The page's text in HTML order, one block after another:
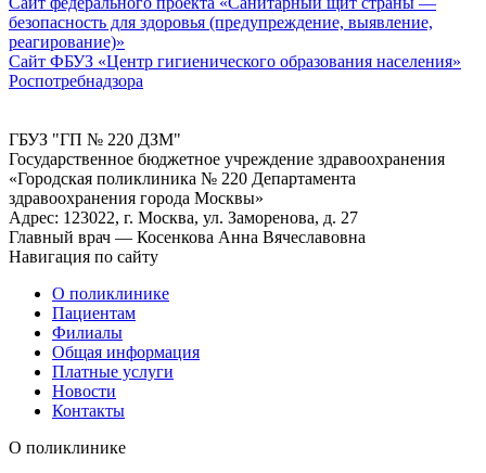
безопасность для здоровья (предупреждение, выявление,
реагирование)»
Сайт ФБУЗ «Центр гигиенического образования населения»
Роспотребнадзора
ГБУЗ "ГП № 220 ДЗМ"
Государственное бюджетное учреждение здравоохранения
«Городская поликлиника № 220 Департамента
здравоохранения города Москвы»
Адрес: 123022, г. Москва, ул. Заморенова, д. 27
Главный врач — Косенкова Анна Вячеславовна
Навигация по сайту
О поликлинике
Пациентам
Филиалы
Общая информация
Платные услуги
Новости
Контакты
О поликлинике